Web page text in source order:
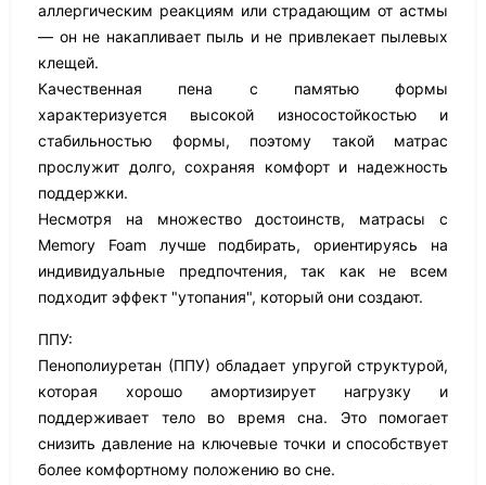
аллергическим реакциям или страдающим от астмы
— он не накапливает пыль и не привлекает пылевых
клещей.
Качественная пена с памятью формы
характеризуется высокой износостойкостью и
стабильностью формы, поэтому такой матрас
прослужит долго, сохраняя комфорт и надежность
поддержки.
Несмотря на множество достоинств, матрасы с
Memory Foam лучше подбирать, ориентируясь на
индивидуальные предпочтения, так как не всем
подходит эффект "утопания", который они создают.
ППУ:
Пенополиуретан (ППУ) обладает упругой структурой,
которая хорошо амортизирует нагрузку и
поддерживает тело во время сна. Это помогает
снизить давление на ключевые точки и способствует
более комфортному положению во сне.